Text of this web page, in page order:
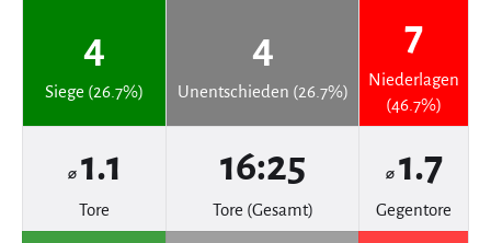
4
Siege (26.7%)
4
Unentschieden (26.7%)
7
Niederlagen
(46.7%)
⌀ 1.1
Tore
16:25
Tore (Gesamt)
⌀ 1.7
Gegentore